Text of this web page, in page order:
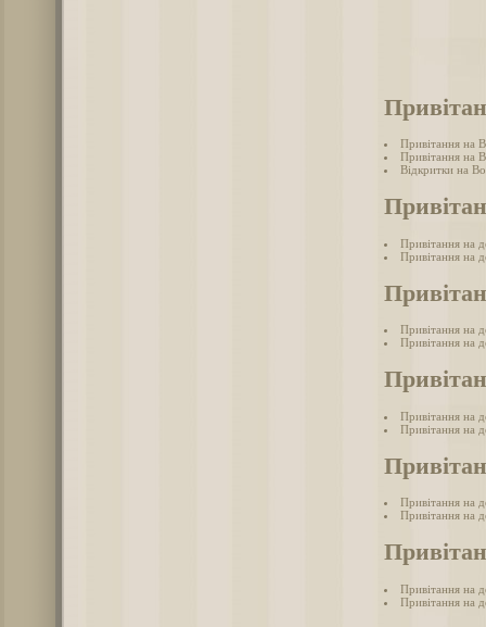
Привітання на
Привітання на
Відкритки на
Привітання на
Привітання на
Привітання на
Привітання на
Привітання на
Привітання на
Привітання на
Привітання на
Привітання на
Привітання на